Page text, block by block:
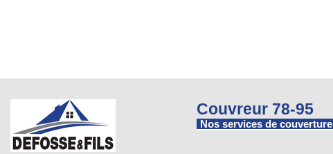
Couvreur 78-95
Nos services de couverture